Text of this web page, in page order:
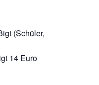
(Schüler,
14 Euro